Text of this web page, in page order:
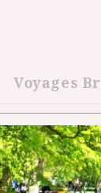
Voyages